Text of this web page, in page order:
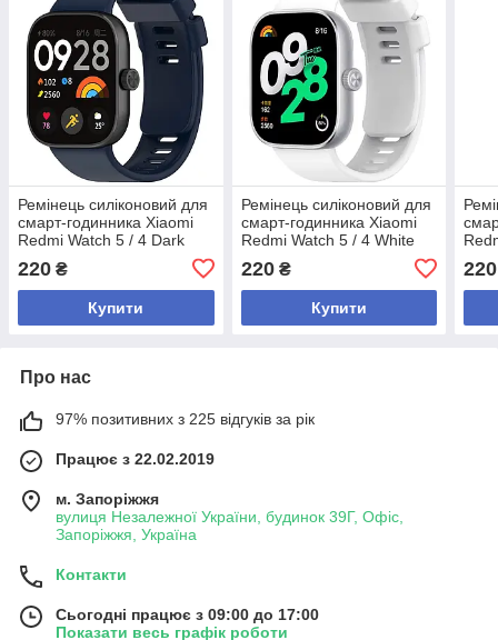
Ремінець силіконовий для
смарт-годинника Xiaomi
Redmi Watch 5 / 4 Dark
220 ₴
Купити
Ремінець силіконовий для
смарт-годинника Xiaomi
Redmi Watch 5 / 4 White
220₴
Купити
220
Про нас
97% позитивних з 225 відгуків за рік
Працює з 22.02.2019
м. Запоріжжя
вулиця Незалежної України, будинок 39Г, Офіс,
Запоріжжя, Україна
Контакти
Сьогодні працює з 09:00 до 17:00
Показати весь графік роботи